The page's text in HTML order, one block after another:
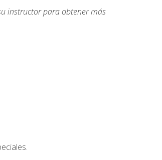
instructor para obtener más